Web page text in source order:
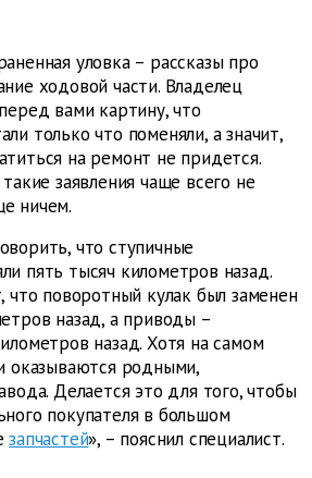
уловка – рассказы про
ходовой части. Владелец
вами картину, что
только что поменяли, а значит,
на ремонт не придется.
заявления чаще всего не
ничем.
что ступичные
пять тысяч километров назад.
что поворотный кулак был заменен
назад, а приводы –
назад. Хотя на самом
оказываются родными,
Делается это для того, чтобы
покупателя в большом
запчастей», – пояснил специалист.